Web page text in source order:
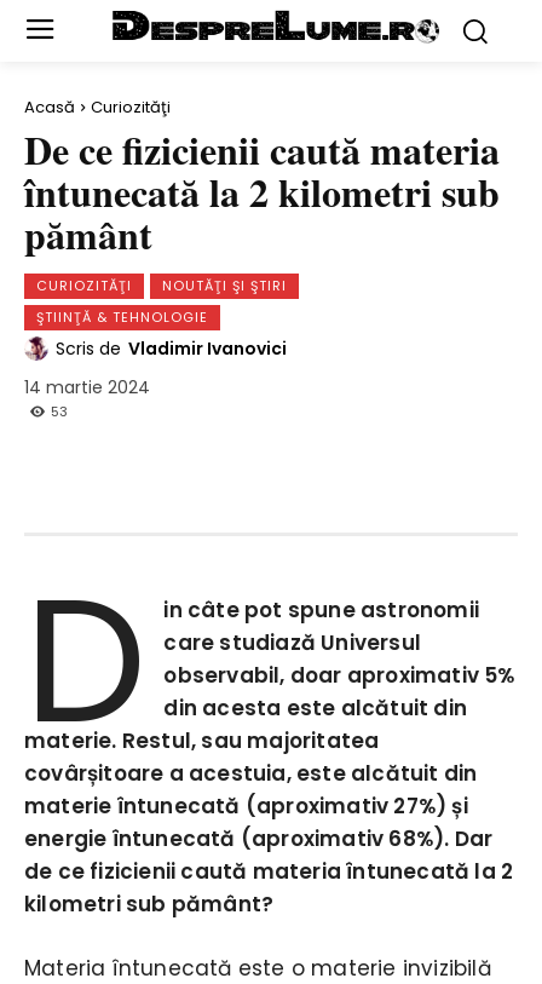
Acasă Curiozităţi
De ce fizicienii caută materia
întunecată la 2 kilometri sub
pământ
CURIOZITĂŢI
NOUTĂŢI ŞI ŞTIRI
ŞTIINŢĂ & TEHNOLOGIE
Scris de Vladimir Ivanovici
14 martie 2024
53
D
in câte pot spune astronomii
care studiază Universul
observabil, doar aproximativ 5%
din acesta este alcătuit din
materie. Restul, sau majoritatea
covârșitoare a acestuia, este alcătuit din
materie întunecată (aproximativ 27%) și
energie întunecată (aproximativ 68%). Dar
de ce fizicienii caută materia întunecată la 2
kilometri sub pământ?
Materia întunecată este o materie invizibilă